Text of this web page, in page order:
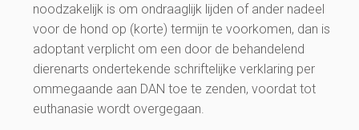
noodzakelijk is om ondraaglijk lijden of ander nadeel
voor de hond op (korte) termijn te voorkomen, dan is
adoptant verplicht om een door de behandelend
dierenarts ondertekende schriftelijke verklaring per
ommegaande aan DAN toe te zenden, voordat tot
euthanasie wordt overgegaan.